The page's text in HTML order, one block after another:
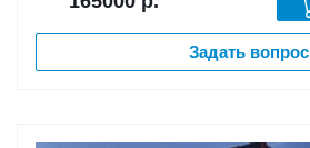
Задать вопрос